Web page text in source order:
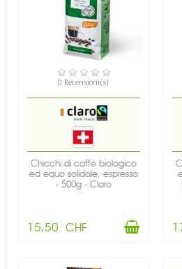
DISPONIBILE
0 Recensioni(s)
Chicchi di caffè biologico
ed equo solidale, espresso
- 500g - Claro
15,50 CHF